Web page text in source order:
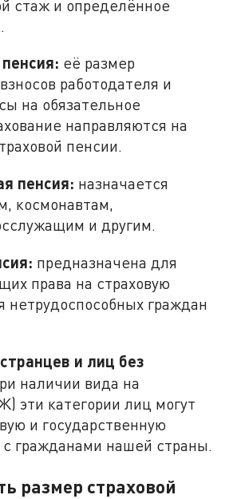
стаж и определённое
её размер
работодателя и
на обязательное
направляются на
пенсии.
пенсия: назначается
космонавтам,
и другим.
предназначена для
права на страховую
нетрудоспособных граждан
и лиц без
наличии вида на
эти категории лиц могут
и государственную
гражданами нашей страны.
размер страховой